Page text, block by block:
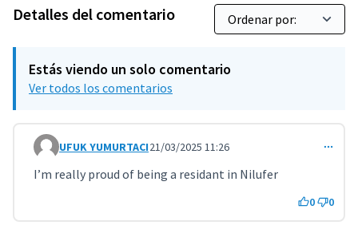
Detalles del comentario
Estás viendo un solo comentario
Ver todos los comentarios
Comentario 10512
UFUK YUMURTACI21/03/2025 11:26
I’m really proud of being a residant in Nilufer
0 0